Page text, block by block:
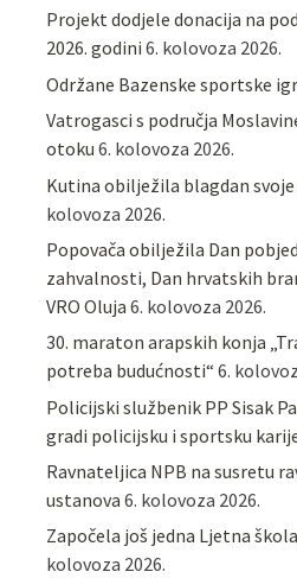
Projekt dodjele donacija na
2026. godini 6. kolovoza 2026.
Održane Bazenske sportske
Vatrogasci s područja
otoku 6. kolovoza 2026.
Kutina obilježila blagdan
kolovoza 2026.
Popovača obilježila Dan
zahvalnosti, Dan hrvatskih
VRO Oluja 6. kolovoza 2026.
30. maraton arapskih konja
potreba budućnosti“ 6.
Policijski službenik PP Sisak
gradi policijsku i sportsku
Ravnateljica NPB na susretu
ustanova 6. kolovoza 2026.
Započela još jedna Ljetna
kolovoza 2026.